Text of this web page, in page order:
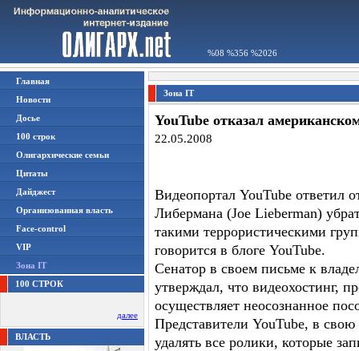
%08 %356 %2026
Главная
Новости
Досье
100 строк
Олигархические семьи
Цитаты
Дайджест
Организованная власть
Face-control
VIP
Зона IT
100 СТРОК
далее
ВЛАСТЬ
Зона IT
YouTube отказал
22.05.2008
Видеопортал YouTube
Либермана (Joe Lieberman)
такими террористическими
говорится в блоге YouTube.
Сенатор в своем письме к
утверждал, что видеохостинг,
осуществляет неосознанное
Представители YouTube, в
удалять все ролики, которые